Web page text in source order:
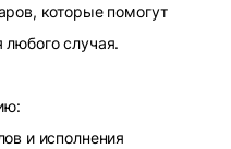
которые помогут
случая.
и исполнения